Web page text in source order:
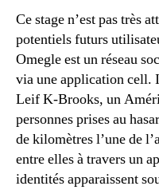
Ce stage n’est pas très
potentiels futurs
Omegle est un réseau
via une application cell.
Leif K-Brooks, un
personnes prises au
de kilomètres l’une de
entre elles à travers un
identités apparaissent